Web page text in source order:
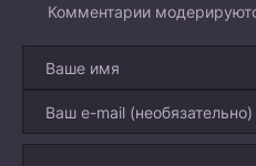
Комментарии